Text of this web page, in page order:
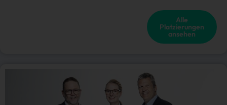
Alle
Platzierungen
ansehen